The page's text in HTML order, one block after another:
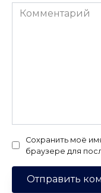
Комментарий
Сохранить моё
браузере для